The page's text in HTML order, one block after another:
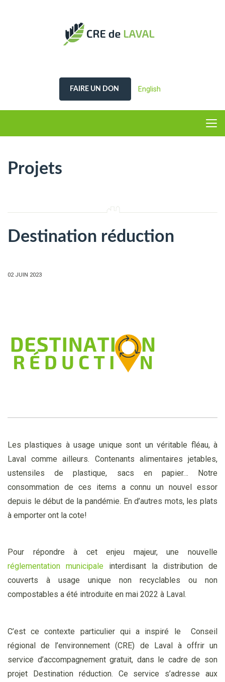
FAIRE UN DON English
Projets
Destination réduction
02 JUIN 2023
Les plastiques à usage unique sont un véritable fléau, à
Laval comme ailleurs. Contenants alimentaires jetables,
ustensiles de plastique, sacs en papier… Notre
consommation de ces items a connu un nouvel essor
depuis le début de la pandémie. En d’autres mots, les plats
à emporter ont la cote!
Pour répondre à cet enjeu majeur, une nouvelle
réglementation municipale interdisant la distribution de
couverts à usage unique non recyclables ou non
compostables a été introduite en mai 2022 à Laval.
C’est ce contexte particulier qui a inspiré le Conseil
régional de l’environnement (CRE) de Laval à offrir un
service d’accompagnement gratuit, dans le cadre de son
projet Destination réduction. Ce service s’adresse aux